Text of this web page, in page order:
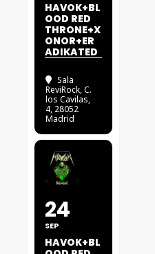
HAVOK+BL
OOD RED
THRONE+X
ONOR+ER
ADIKATED
Sala
ReviRock, C.
los Cavilas,
4, 28052
Madrid
24
SEP
HAVOK+BL